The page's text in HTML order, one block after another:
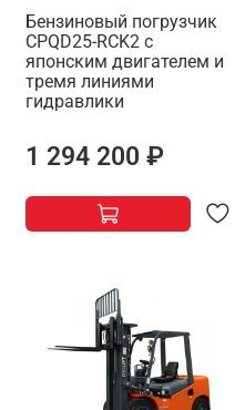
Бензиновый погрузчик
CPQD25-RCK2 с
японским двигателем и
тремя линиями
гидравлики
1 294 200 ₽